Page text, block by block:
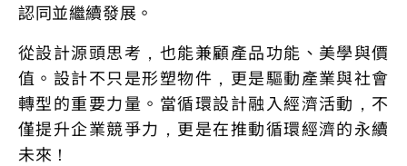
認同並繼續發展。
從設計源頭思考，也能兼顧產品功能、美學與價
值。設計不只是形塑物件，更是驅動產業與社會
轉型的重要力量。當循環設計融入經濟活動，不
僅提升企業競爭力，更是在推動循環經濟的永續
未來！